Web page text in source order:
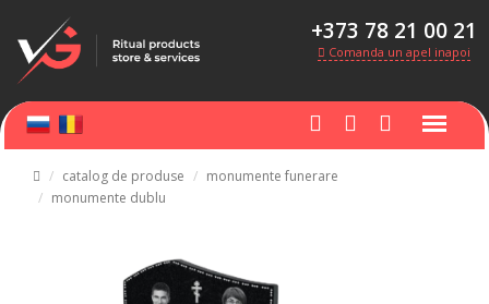
+373 78 21 00 21
Comanda un apel inapoi
catalog de produse
monumente funerare
monumente dublu